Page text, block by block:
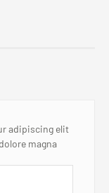
adipiscing elit
magna